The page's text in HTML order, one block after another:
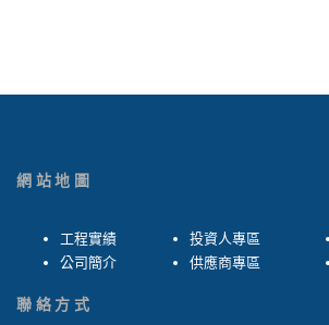
網站地圖
工程實績
公司簡介
投資人專區
供應商專區
聯絡方式